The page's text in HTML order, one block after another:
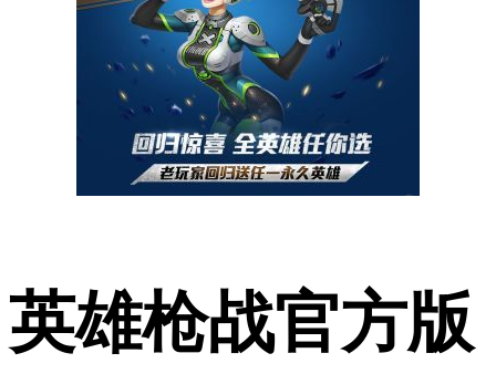
英雄枪战官方版